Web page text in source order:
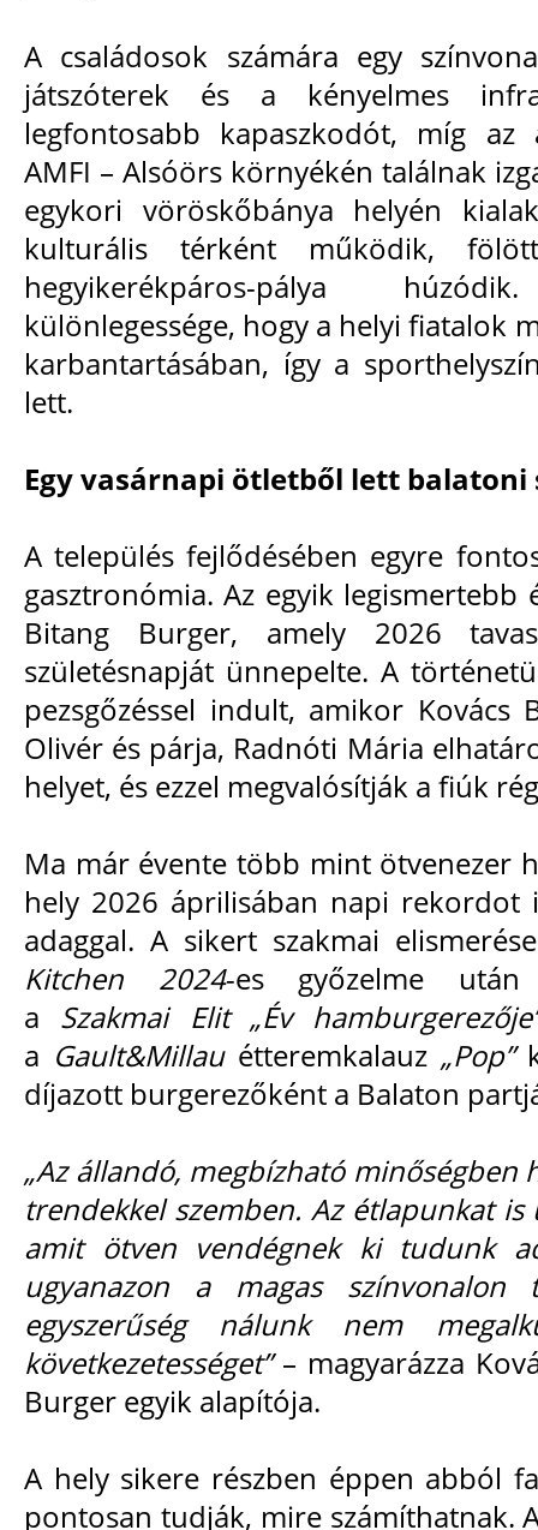
A családosok számára egy
játszóterek és a kényelmes
legfontosabb kapaszkodót, míg az
AMFI – Alsóörs környékén találnak
egykori vöröskőbánya helyén
kulturális térként működik,
hegyikerékpáros-pálya
különlegessége, hogy a helyi fiatalok
karbantartásában, így a
lett.
Egy vasárnapi ötletből lett
A település fejlődésében egyre
gasztronómia. Az egyik legismertebb
Bitang Burger, amely 2026
születésnapját ünnepelte. A
pezsgőzéssel indult, amikor Kovács
Olivér és párja, Radnóti Mária
helyet, és ezzel megvalósítják a fiúk
Ma már évente több mint ötvenezer
hely 2026 áprilisában napi
adaggal. A sikert szakmai
Kitchen 2024-es győzelme
a Szakmai Elit „Év
a Gault&Millauétteremkalauz „Pop”
díjazott burgerezőként a Balaton
„Az állandó, megbízható minőségben
trendekkel szemben. Az étlapunkat
amit ötven vendégnek ki tudunk
ugyanazon a magas színvonalon
egyszerűség nálunk nem
következetességet”– magyarázza
Burger egyik alapítója.
A hely sikere részben éppen abból
pontosan tudják, mire számíthatnak.